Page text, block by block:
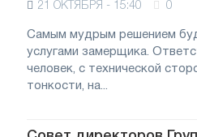
21 ОКТЯБРЯ - 15:40 0
Самым мудрым решением
услугами замерщика.
человек, с технической
тонкости, на...